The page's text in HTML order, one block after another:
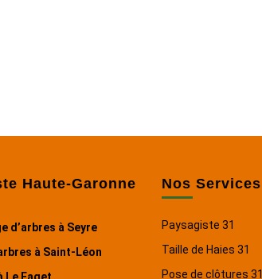
Haute-Garonne
d’arbres à Seyre
à Saint-Léon
Nos Services
Paysagiste 31
Taille de Haies 31
Pose de clôtures 31